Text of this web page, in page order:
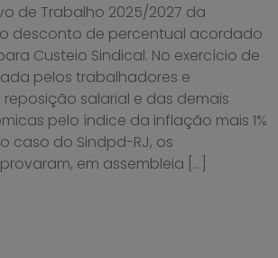
de Trabalho 2025/2027 da
desconto de percentual acordado
Custeio Sindical. No exercício de
pelos trabalhadores e
salarial e das demais
pelo índice da inflação mais 1%
caso do Sindpd-RJ, os
em assembleia […]